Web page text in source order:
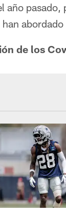
año pasado,
de los